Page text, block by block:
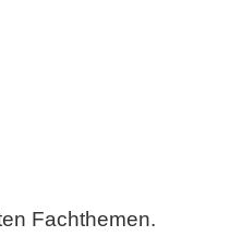
Fachthemen.